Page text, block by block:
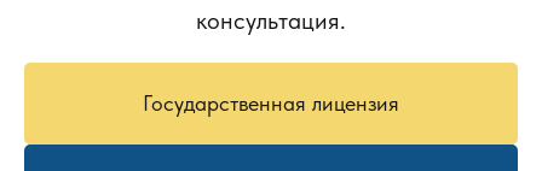
консультация.
Государственная лицензия